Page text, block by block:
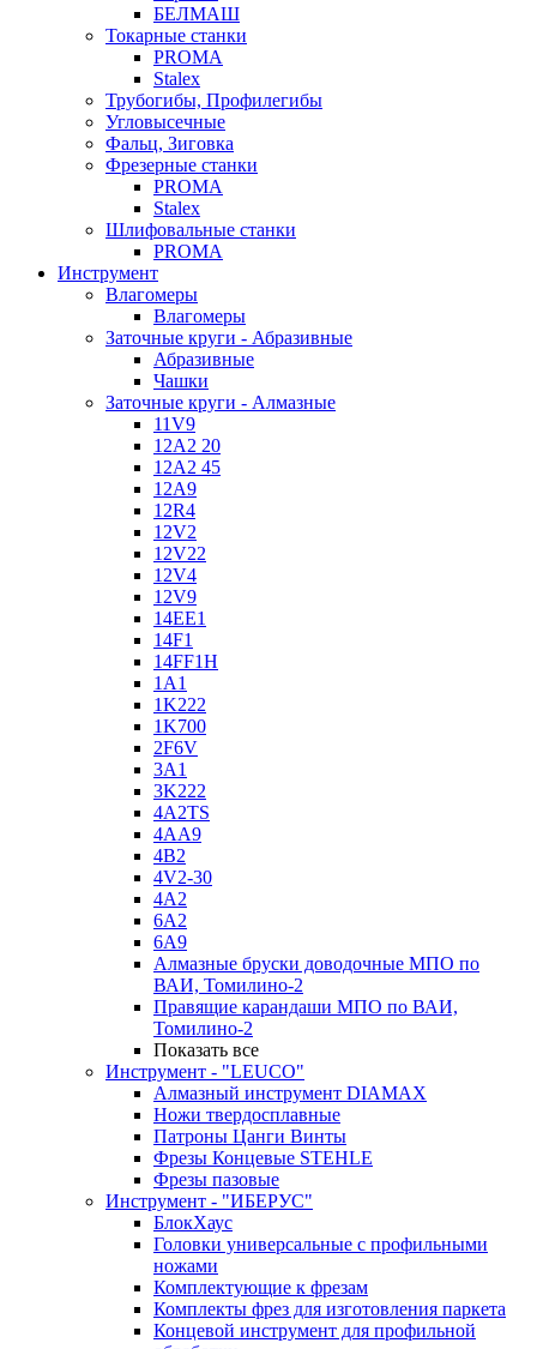
БЕЛМАШ
Токарные станки
PROMA
Stalex
Трубогибы, Профилегибы
Угловысечные
Фальц, Зиговка
Фрезерные станки
PROMA
Stalex
Шлифовальные станки
PROMA
Инструмент
Влагомеры
Влагомеры
Заточные круги - Абразивные
Абразивные
Чашки
Заточные круги - Алмазные
11V9
12A2 20
12A2 45
12A9
12R4
12V2
12V22
12V4
12V9
14EE1
14F1
14FF1H
1A1
1K222
1K700
2F6V
3A1
3K222
4A2TS
4AA9
4B2
4V2-30
4А2
6A2
6A9
Алмазные бруски доводочные МПО по
ВАИ, Томилино-2
Правящие карандаши МПО по ВАИ,
Томилино-2
Показать все
Инструмент - "LEUCO"
Алмазный инструмент DIAMAX
Ножи твердосплавные
Патроны Цанги Винты
Фрезы Концевые STEHLE
Фрезы пазовые
Инструмент - "ИБЕРУС"
БлокХаус
Головки универсальные с профильными
ножами
Комплектующие к фрезам
Комплекты фрез для изготовления паркета
Концевой инструмент для профильной